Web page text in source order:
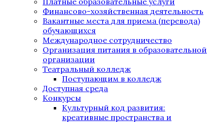
Финансово-хозяйственная деятельность
Вакантные места для приема (перевода)
обучающихся
Международное сотрудничество
Организация питания в образовательной
организации
Театральный колледж
Поступающим в колледж
Доступная среда
Конкурсы
Культурный код развития:
креативные пространства и